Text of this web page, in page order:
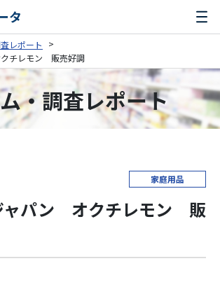
タ
レポート
チレモン 販売好調
・調査レポート
家庭用品
ャパン オクチレモン 販